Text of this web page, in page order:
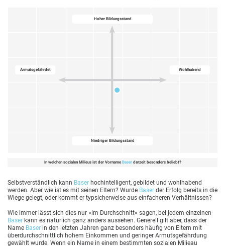
Hoher Bildungsstand
Wohlhabend
Niedriger Bildungsstand
Armutsgefährdet
In welchen sozialen Milieus ist der Vorname Baserderzeit besonders beliebt?
Selbstverständlich kann Baser hochintelligent, gebildet und wohlhabend
werden. Aber wie ist es mit seinen Eltern? Wurde Baser der Erfolg bereits in die
Wiege gelegt, oder kommt er typsicherweise aus einfacheren Verhältnissen?
Wie immer lässt sich dies nur »im Durchschnitt« sagen, bei jedem einzelnen
Baser kann es natürlich ganz anders aussehen. Generell gilt aber, dass der
Name Baser in den letzten Jahren ganz besonders häufig von Eltern mit
überdurchschnittlich hohem Einkommen und geringer Armutsgefährdung
gewählt wurde. Wenn ein Name in einem bestimmten sozialen Milieau